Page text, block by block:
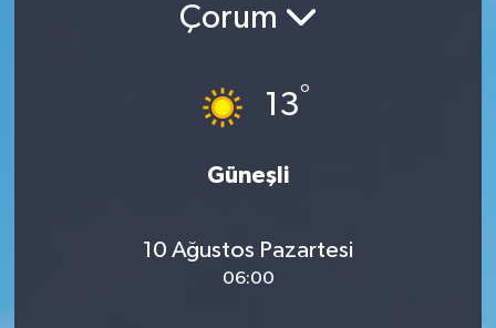
Çorum
13°
Güneşli
10 Ağustos Pazartesi
06:00